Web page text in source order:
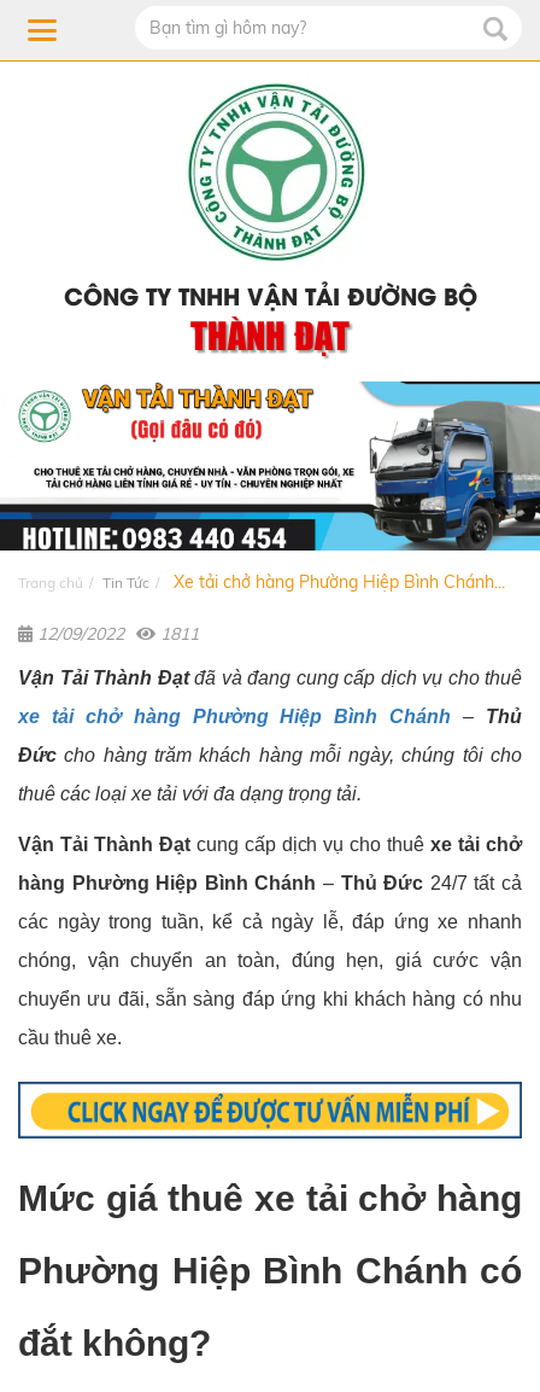
CÔNG TY TNHH VẬN TẢI ĐƯỜNG BỘ
THÀNH ĐẠT
Trang chủ Tin Tức Xe tải chở hàng Phường Hiệp Bình Chánh...
12/09/2022 1811
Vận Tải Thành Đạtđã và đang cung cấp dịch vụ cho thuê
xe tải chở hàng Phường Hiệp Bình Chánh – Thủ
Đức cho hàng trăm khách hàng mỗi ngày, chúng tôi cho
thuê các loại xe tải với đa dạng trọng tải.
Vận Tải Thành Đạtcung cấp dịch vụ cho thuêxe tải chở
hàng Phường Hiệp Bình Chánh – Thủ Đức 24/7 tất cả
các ngày trong tuần, kể cả ngày lễ, đáp ứng xe nhanh
chóng, vận chuyển an toàn, đúng hẹn, giá cước vận
chuyển ưu đãi, sẵn sàng đáp ứng khi khách hàng có nhu
cầu thuê xe.
Mức giá thuê xe tải chở hàng
Phường Hiệp Bình Chánh có
đắt không?